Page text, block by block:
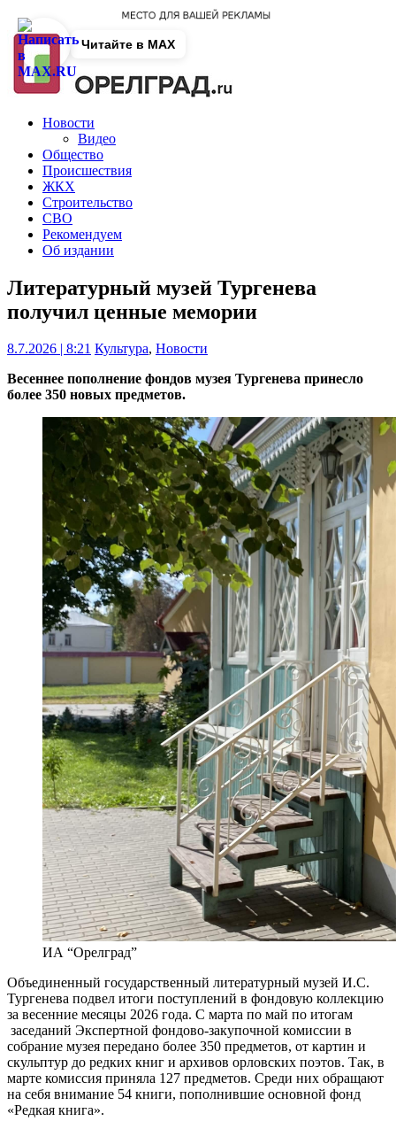
Новости
Видео
Общество
Происшествия
ЖКХ
Строительство
СВО
Рекомендуем
Об издании
Литературный музей Тургенева
получил ценные мемории
8.7.2026 | 8:21 Культура, Новости
Весеннее пополнение фондов музея Тургенева принесло
более 350 новых предметов.
ИА “Орелград”
Объединенный государственный литературный музей И.С.
Тургенева подвел итоги поступлений в фондовую коллекцию
за весенние месяцы 2026 года. С марта по май по итогам
заседаний Экспертной фондово-закупочной комиссии в
собрание музея передано более 350 предметов, от картин и
скульптур до редких книг и архивов орловских поэтов. Так, в
марте комиссия приняла 127 предметов. Среди них обращают
на себя внимание 54 книги, пополнившие основной фонд
«Редкая книга».
Читайте в MAX